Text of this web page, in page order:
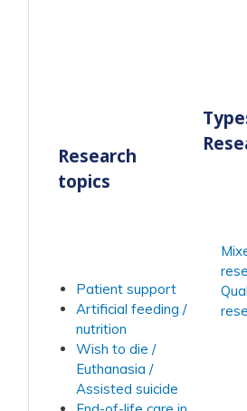
Research
topics
Patient support
Artificial feeding /
nutrition
Wish to die /
Euthanasia /
Assisted suicide